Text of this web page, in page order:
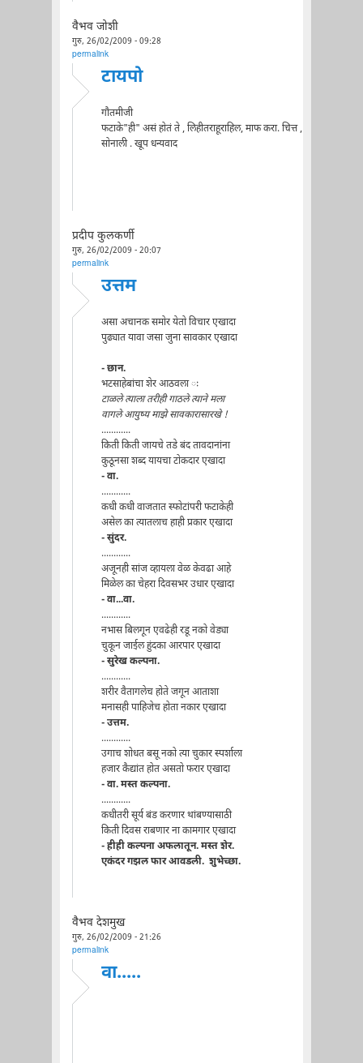
वैभव जोशी
गुरु, 26/02/2009 - 09:28
permalink
टायपो
गौतमीजी
फटाके"ही" असं होतं ते , लिहीतराहूराहिल, माफ करा. चित्त ,
सोनाली . खूप धन्यवाद
प्रदीप कुलकर्णी
गुरु, 26/02/2009 - 20:07
permalink
उत्तम
असा अचानक समोर येतो विचार एखादा
पुढ्यात यावा जसा जुना सावकार एखादा
- छान.
भटसाहेबांचा शेर आठवला ः
टाळले त्याला तरीही गाठले त्याने मला
वागले आयुष्य माझे सावकारासारखे !
............
किती किती जायचे तडे बंद तावदानांना
कुठूनसा शब्द यायचा टोकदार एखादा
- वा.
............
कधी कधी वाजतात स्फोटांपरी फटाकेही
असेल का त्यातलाच हाही प्रकार एखादा
- सुंदर.
............
अजूनही सांज व्हायला वेळ केवढा आहे
मिळेल का चेहरा दिवसभर उधार एखादा
- वा...वा.
............
नभास बिलगून एवढेही रडू नको वेड्या
चुकून जाईल हुंदका आरपार एखादा
- सुरेख कल्पना.
............
शरीर वैतागलेच होते जगून आताशा
मनासही पाहिजेच होता नकार एखादा
- उत्तम.
............
उगाच शोधत बसू नको त्या चुकार स्पर्शाला
हजार कैद्यांत होत असतो फरार एखादा
- वा. मस्त कल्पना.
............
कधीतरी सूर्य बंड करणार थांबण्यासाठी
किती दिवस राबणार ना कामगार एखादा
- हीही कल्पना अफलातून. मस्त शेर.
एकंदर गझल फार आवडली. शुभेच्छा.
वैभव देशमुख
गुरु, 26/02/2009 - 21:26
permalink
वा.....